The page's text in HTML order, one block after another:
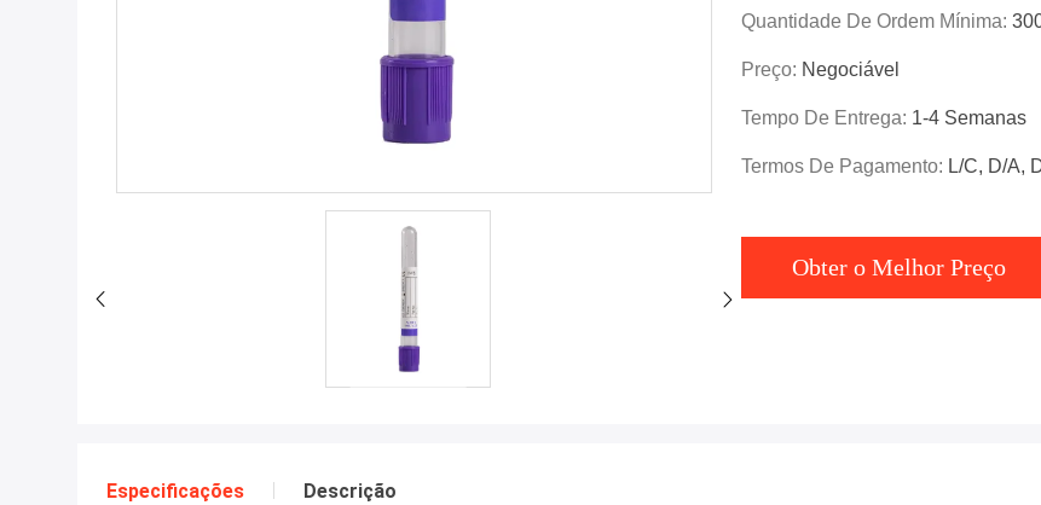
Quantidade De Ordem Mínima:
Preço: Negociável
Tempo De Entrega: 1-4 Semanas
Termos De Pagamento: L/C, D/A,
Obter o Melhor Preço
Especificações Descrição